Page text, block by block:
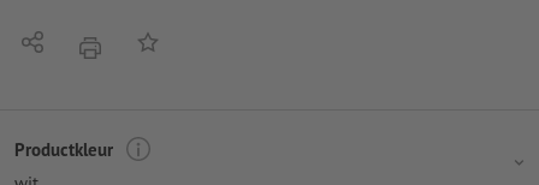
Delen afdrukkenOp de lijst
Productkleur